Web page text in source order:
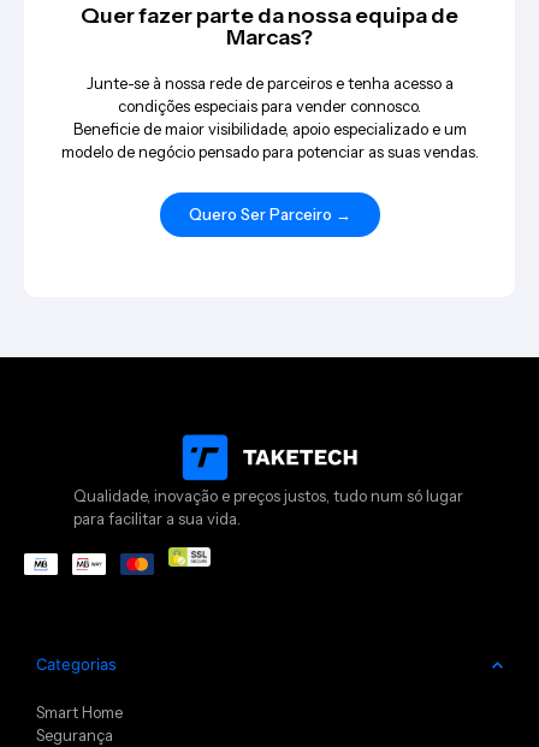
Quer fazer parte da nossa equipa de
Marcas?
Junte-se à nossa rede de parceiros e tenha acesso a
condições especiais para vender connosco.
Beneficie de maior visibilidade, apoio especializado e um
modelo de negócio pensado para potenciar as suas vendas.
Quero Ser Parceiro →
Qualidade, inovação e preços justos, tudo num só lugar
para facilitar a sua vida.
Categorias
Smart Home
Segurança